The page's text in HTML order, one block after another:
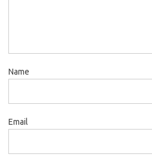
Name
Email